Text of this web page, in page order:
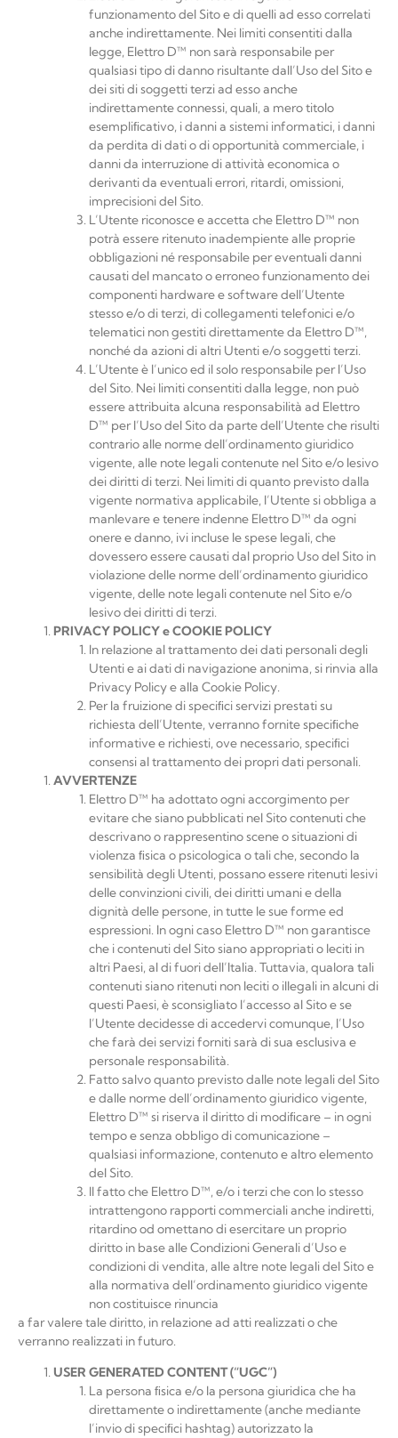
funzionamento del Sito e di quelli ad esso correlati
anche indirettamente. Nei limiti consentiti dalla
legge, Elettro D™ non sarà responsabile per
qualsiasi tipo di danno risultante dall’Uso del Sito e
dei siti di soggetti terzi ad esso anche
indirettamente connessi, quali, a mero titolo
esempliﬁcativo, i danni a sistemi informatici, i danni
da perdita di dati o di opportunità commerciale, i
danni da interruzione di attività economica o
derivanti da eventuali errori, ritardi, omissioni,
imprecisioni del Sito.
L’Utente riconosce e accetta che Elettro D™ non
potrà essere ritenuto inadempiente alle proprie
obbligazioni né responsabile per eventuali danni
causati del mancato o erroneo funzionamento dei
componenti hardware e software dell’Utente
stesso e/o di terzi, di collegamenti telefonici e/o
telematici non gestiti direttamente da Elettro D™,
nonché da azioni di altri Utenti e/o soggetti terzi.
L’Utente è l’unico ed il solo responsabile per l’Uso
del Sito. Nei limiti consentiti dalla legge, non può
essere attribuita alcuna responsabilità ad Elettro
D™ per l’Uso del Sito da parte dell’Utente che risulti
contrario alle norme dell’ordinamento giuridico
vigente, alle note legali contenute nel Sito e/o lesivo
dei diritti di terzi. Nei limiti di quanto previsto dalla
vigente normativa applicabile, l’Utente si obbliga a
manlevare e tenere indenne Elettro D™ da ogni
onere e danno, ivi incluse le spese legali, che
dovessero essere causati dal proprio Uso del Sito in
violazione delle norme dell’ordinamento giuridico
vigente, delle note legali contenute nel Sito e/o
lesivo dei diritti di terzi.
PRIVACYPOLICYeCOOKIEPOLICY
In relazione al trattamento dei dati personali degli
Utenti e ai dati di navigazione anonima, si rinvia alla
Privacy Policy e alla Cookie Policy.
Per la fruizione di speciﬁci servizi prestati su
richiesta dell’Utente, verranno fornite speciﬁche
informative e richiesti, ove necessario, speciﬁci
consensi al trattamento dei propri dati personali.
AVVERTENZE
Elettro D™ ha adottato ogni accorgimento per
evitare che siano pubblicati nel Sito contenuti che
descrivano o rappresentino scene o situazioni di
violenza ﬁsica o psicologica o tali che, secondo la
sensibilità degli Utenti, possano essere ritenuti lesivi
delle convinzioni civili, dei diritti umani e della
dignità delle persone, in tutte le sue forme ed
espressioni. In ogni caso Elettro D™ non garantisce
che i contenuti del Sito siano appropriati o leciti in
altri Paesi, al di fuori dell’Italia. Tuttavia, qualora tali
contenuti siano ritenuti non leciti o illegali in alcuni di
questi Paesi, è sconsigliato l’accesso al Sito e se
l’Utente decidesse di accedervi comunque, l’Uso
che farà dei servizi forniti sarà di sua esclusiva e
personale responsabilità.
Fatto salvo quanto previsto dalle note legali del Sito
e dalle norme dell’ordinamento giuridico vigente,
Elettro D™ si riserva il diritto di modiﬁcare – in ogni
tempo e senza obbligo di comunicazione –
qualsiasi informazione, contenuto e altro elemento
del Sito.
Il fatto che Elettro D™, e/o i terzi che con lo stesso
intrattengono rapporti commerciali anche indiretti,
ritardino od omettano di esercitare un proprio
diritto in base alle Condizioni Generali d’Uso e
condizioni di vendita, alle altre note legali del Sito e
alla normativa dell’ordinamento giuridico vigente
non costituisce rinuncia
a far valere tale diritto, in relazione ad atti realizzati o che
verranno realizzati infuturo.
USER GENERATEDCONTENT(“UGC”)
La persona ﬁsica e/o la persona giuridica che ha
direttamente o indirettamente (anche mediante
l’invio di speciﬁci hashtag) autorizzato la